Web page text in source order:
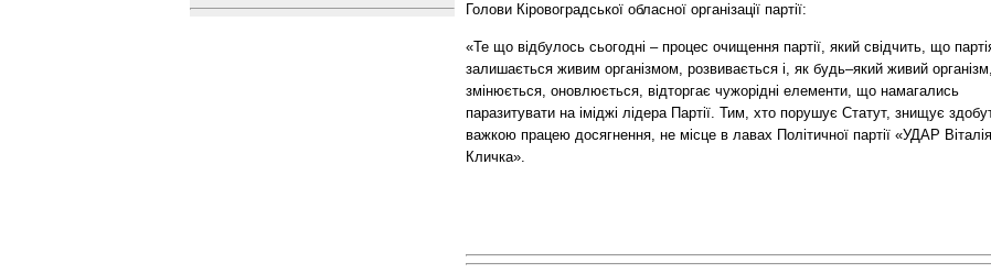
Голови Кіровоградської обласної організації партії:
«Те що відбулось сьогодні – процес очищення партії, який свідчить, що
залишається живим організмом, розвивається і, як будь–який живий організм,
змінюється, оновлюється, відторгає чужорідні елементи, що намагались
паразитувати на іміджі лідера Партії. Тим, хто порушує Статут, знищує
важкою працею досягнення, не місце в лавах Політичної партії «УДАР Віталія
Кличка».